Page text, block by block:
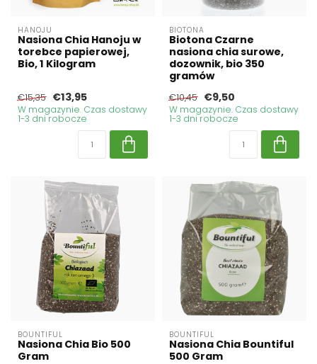
HANOJU
Nasiona Chia Hanoju w
torebce papierowej,
Bio, 1 Kilogram
€15,35 €13,95
W magazynie. Czas dostawy
1-3 dni robocze
BIOTONA
Biotona Czarne
nasiona chia surowe,
dozownik, bio 350
gramów
€10,45 €9,50
W magazynie. Czas dostawy
1-3 dni robocze
BOUNTIFUL
Nasiona Chia Bio 500
Gram
BOUNTIFUL
Nasiona Chia Bountiful
500 Gram